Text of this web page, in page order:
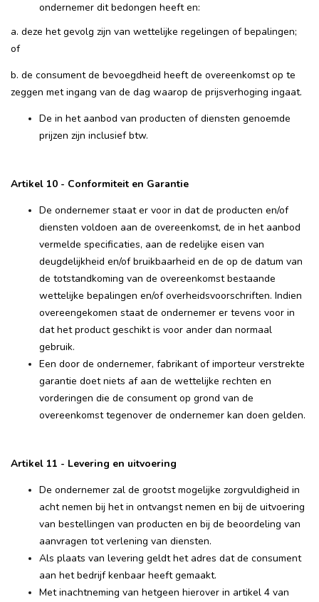
ondernemer dit bedongen heeft en:
a. deze het gevolg zijn van wettelijke regelingen of bepalingen;
of
b. de consument de bevoegdheid heeft de overeenkomst op te
zeggen met ingang van de dag waarop de prijsverhoging ingaat.
De in het aanbod van producten of diensten genoemde
prijzen zijn inclusief btw.
Artikel 10 - Conformiteit en Garantie
De ondernemer staat er voor in dat de producten en/of
diensten voldoen aan de overeenkomst, de in het aanbod
vermelde specificaties, aan de redelijke eisen van
deugdelijkheid en/of bruikbaarheid en de op de datum van
de totstandkoming van de overeenkomst bestaande
wettelijke bepalingen en/of overheidsvoorschriften. Indien
overeengekomen staat de ondernemer er tevens voor in
dat het product geschikt is voor ander dan normaal
gebruik.
Een door de ondernemer, fabrikant of importeur verstrekte
garantie doet niets af aan de wettelijke rechten en
vorderingen die de consument op grond van de
overeenkomst tegenover de ondernemer kan doen gelden.
Artikel 11 - Levering en uitvoering
De ondernemer zal de grootst mogelijke zorgvuldigheid in
acht nemen bij het in ontvangst nemen en bij de uitvoering
van bestellingen van producten en bij de beoordeling van
aanvragen tot verlening van diensten.
Als plaats van levering geldt het adres dat de consument
aan het bedrijf kenbaar heeft gemaakt.
Met inachtneming van hetgeen hierover in artikel 4 van